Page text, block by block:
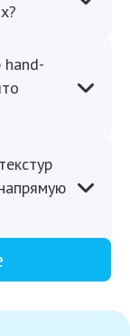
hand-